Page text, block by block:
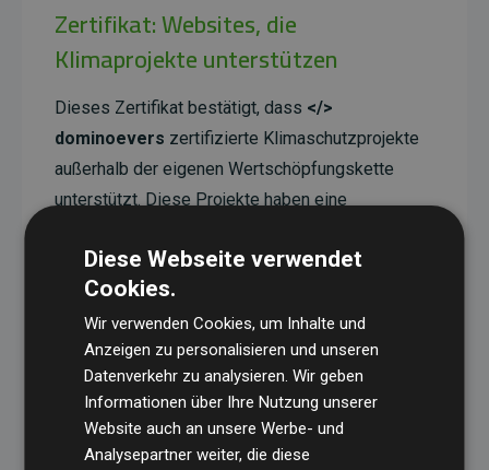
Zertifikat: Websites, die
Klimaprojekte unterstützen
Dieses Zertifikat bestätigt, dass </>
dominoevers zertifizierte Klimaschutzprojekte
außerhalb der eigenen Wertschöpfungskette
unterstützt. Diese Projekte haben eine
im Durchschnitt dem Doppelten der geschätzten
Emissionen der Website entspricht.
Alle unterstützten Projekte werden durch
Standardverifiziert und erfüllen höchste
Anforderungen an Qualität, tatsächliche
Klimawirkung und Transparenz. Weitere
Informationen zu den einzelnen Projekten finden
Diese Webseite verwendet
Cookies.
Wir verwenden Cookies, um Inhalte und
Anzeigen zu personalisieren und unseren
Datenverkehr zu analysieren. Wir geben
Informationen über Ihre Nutzung unserer
Website auch an unsere Werbe- und
Analysepartner weiter, die diese